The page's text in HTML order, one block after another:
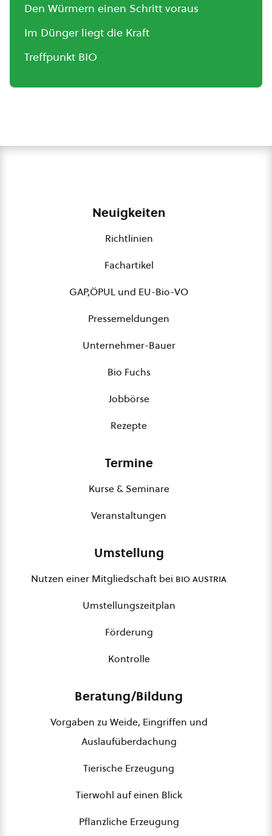
Den Würmern einen Schritt voraus
Im Dünger liegt die Kraft
Treffpunkt BIO
Neuigkeiten
Richtlinien
Fachartikel
GAP,ÖPUL und EU-Bio-VO
Pressemeldungen
Unternehmer-Bauer
Bio Fuchs
Jobbörse
Rezepte
Termine
Kurse & Seminare
Veranstaltungen
Umstellung
Nutzen einer Mitgliedschaft bei bio austria
Umstellungszeitplan
Förderung
Kontrolle
Beratung/Bildung
Vorgaben zu Weide, Eingriffen und
Auslaufüberdachung
Tierische Erzeugung
Tierwohl auf einen Blick
Pflanzliche Erzeugung